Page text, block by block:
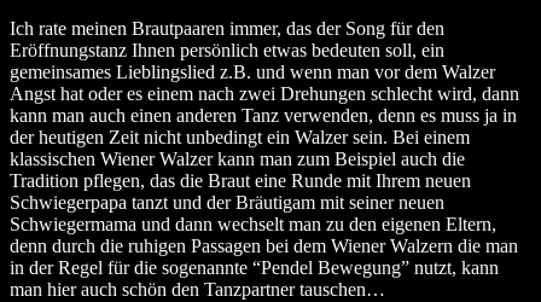
Ich rate meinen Brautpaaren immer, das der Song für den
Eröffnungstanz Ihnen persönlich etwas bedeuten soll, ein
gemeinsames Lieblingslied z.B. und wenn man vor dem Walzer
Angst hat oder es einem nach zwei Drehungen schlecht wird, dann
kann man auch einen anderen Tanz verwenden, denn es muss ja in
der heutigen Zeit nicht unbedingt ein Walzer sein. Bei einem
klassischen Wiener Walzer kann man zum Beispiel auch die
Tradition pflegen, das die Braut eine Runde mit Ihrem neuen
Schwiegerpapa tanzt und der Bräutigam mit seiner neuen
Schwiegermama und dann wechselt man zu den eigenen Eltern,
denn durch die ruhigen Passagen bei dem Wiener Walzern die man
in der Regel für die sogenannte “Pendel Bewegung” nutzt, kann
man hier auch schön den Tanzpartner tauschen…